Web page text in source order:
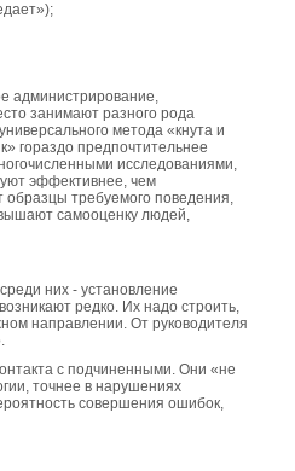
администрирование,
занимают разного рода
метода «кнута и
гораздо предпочтительнее
исследованиями,
эффективнее, чем
требуемого поведения,
самооценку людей,
них - установление
редко. Их надо строить,
направлении. От руководителя
с подчиненными. Они «не
точнее в нарушениях
совершения ошибок,